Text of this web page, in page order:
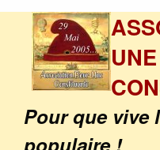
UNE
Pour que vive
populaire !